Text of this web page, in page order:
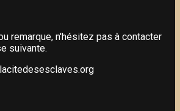
remarque, n'hésitez pas à contacter
suivante.